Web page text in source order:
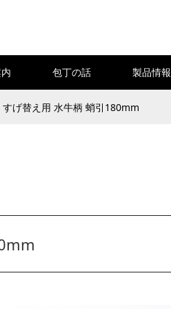
包丁の話 製品情報
すげ替え用 水牛柄 蛸引180mm